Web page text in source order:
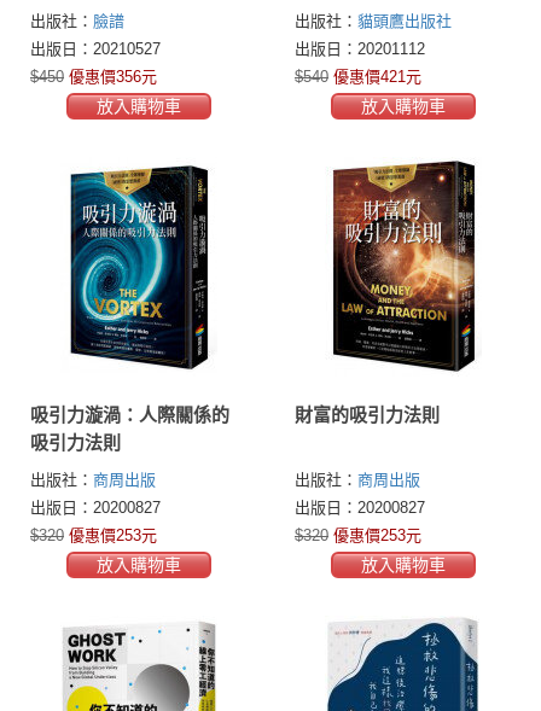
家打破物種隔閡，揭開青
少年時期的真正意義與祕
密
出版社： 臉譜
出版日：20210527
$450 優惠價356元
放入購物車
出版社： 貓頭鷹出版社
出版日：20201112
$540 優惠價421元
放入購物車
吸引力漩渦：人際關係的
吸引力法則
出版社： 商周出版
出版日：20200827
$320 優惠價253元
放入購物車
財富的吸引力法則
出版社： 商周出版
出版日：20200827
$320 優惠價253元
放入購物車